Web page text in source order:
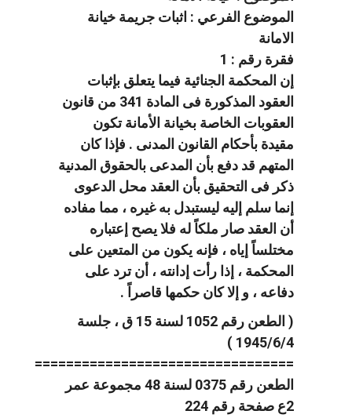
الموضوع الفرعي : اثبات جريمة خيانة
الامانة
فقرة رقم : 1
إن المحكمة الجنائية فيما يتعلق بإثبات
العقود المذكورة فى المادة 341 من قانون
العقوبات الخاصة بخيانة الأمانة تكون
مقيدة بأحكام القانون المدنى . فإذا كان
المتهم قد دفع بأن المدعى بالحقوق المدنية
ذكر فى التحقيق بأن العقد محل الدعوى
إنما سلم إليه ليستبدل به غيره ، مما مفاده
أن العقد صار ملكاً له فلا يصح إعتباره
مختلساً إياه ، فإنه يكون من المتعين على
المحكمة ، إذا رأت إدانته ، أن ترد على
دفاعه ، و إلا كان حكمها قاصراً .
( الطعن رقم 1052 لسنة 15 ق ، جلسة
1945/6/4 )
=================================
الطعن رقم 0375 لسنة 48 مجموعة عمر
2ع صفحة رقم 224